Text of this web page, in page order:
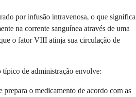
por infusão intravenosa, o que significa
na corrente sanguínea através de uma
o fator VIII atinja sua circulação de
típico de administração envolve:
prepara o medicamento de acordo com as